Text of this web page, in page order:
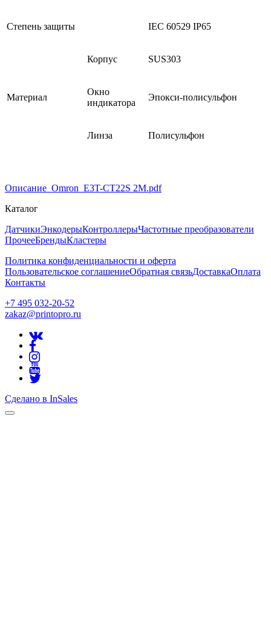
Степень защиты IEC 60529 IP65
Материал
Корпус SUS303
Окно
индикатора
Эпокси-полисульфон
Линза Полисульфон
Описание_Omron_E3T-CT22S 2M.pdf
Каталог
ДатчикиЭнкодерыКонтроллерыЧастотные преобразователи
ПрочееБрендыКластеры
Политика конфиденциальности и оферта
Пользовательское соглашениеОбратная связьДоставкаОплата
Контакты
+7 495 032-20-52
zakaz@printopro.ru
Сделано в InSales